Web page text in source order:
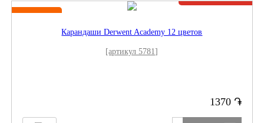
Карандаши Derwent Academy 12 цветов
[артикул 5781]
1370 ֏